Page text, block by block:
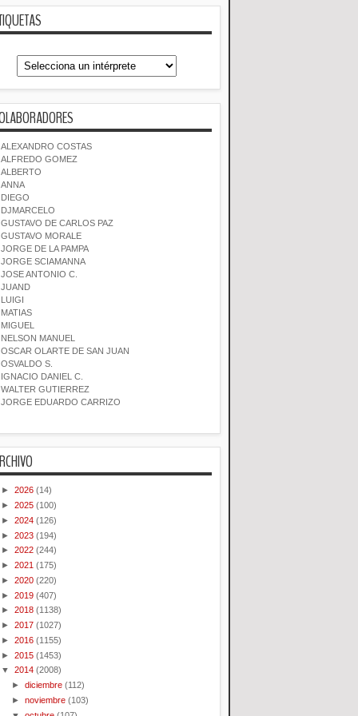
ALEXANDRO COSTAS
ALFREDO GOMEZ
ALBERTO
ANNA
DIEGO
DJMARCELO
GUSTAVO DE CARLOS PAZ
GUSTAVO MORALE
JORGE DE LA PAMPA
JORGE SCIAMANNA
JOSE ANTONIO C.
JUAND
LUIGI
MATIAS
MIGUEL
NELSON MANUEL
OSCAR OLARTE DE SAN JUAN
OSVALDO S.
IGNACIO DANIEL C.
WALTER GUTIERREZ
JORGE EDUARDO CARRIZO
► 2026 (14)
► 2025 (100)
► 2024 (126)
► 2023 (194)
► 2022 (244)
► 2021 (175)
► 2020 (220)
► 2019 (407)
► 2018 (1138)
► 2017 (1027)
► 2016 (1155)
► 2015 (1453)
▼ 2014 (2008)
►diciembre (112)
►noviembre (103)